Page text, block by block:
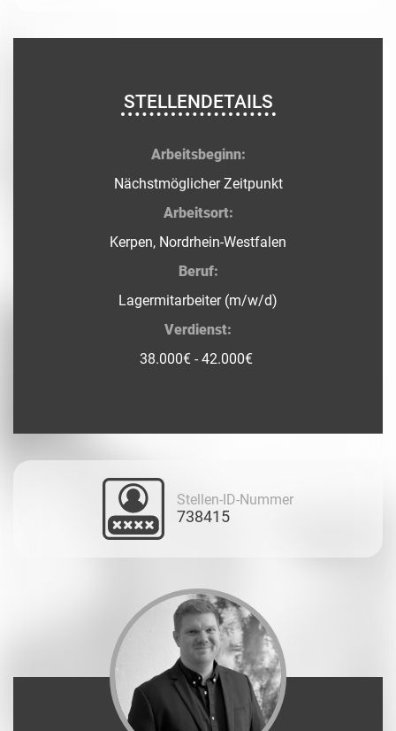
STELLENDETAILS
Arbeitsbeginn:
Nächstmöglicher Zeitpunkt
Arbeitsort:
Kerpen, Nordrhein-Westfalen
Beruf:
Lagermitarbeiter (m/w/d)
Verdienst:
38.000€ - 42.000€
Stellen-ID-Nummer
738415